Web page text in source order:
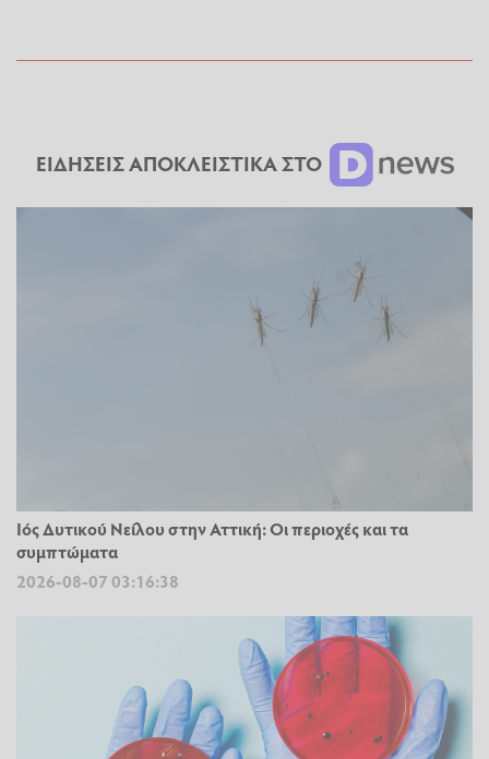
ΕΙΔΗΣΕΙΣ ΑΠΟΚΛΕΙΣΤΙΚΑ ΣΤΟ
Ιός Δυτικού Νείλου στην Αττική: Οι περιοχές και τα
συμπτώματα
2026-08-07 03:16:38